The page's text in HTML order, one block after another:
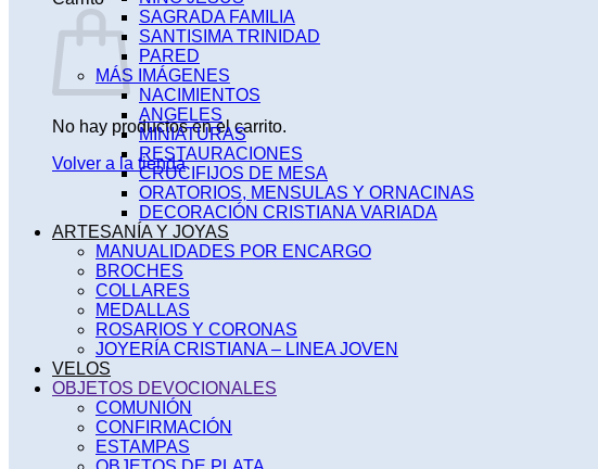
No hay productos en el carrito.
Volver a la tienda
SAGRADA FAMILIA
SANTISIMA TRINIDAD
PARED
MÁS IMÁGENES
NACIMIENTOS
ANGELES
MINIATURAS
RESTAURACIONES
CRUCIFIJOS DE MESA
ORATORIOS, MENSULAS Y ORNACINAS
DECORACIÓN CRISTIANA VARIADA
ARTESANÍA Y JOYAS
MANUALIDADES POR ENCARGO
BROCHES
COLLARES
MEDALLAS
ROSARIOS Y CORONAS
JOYERÍA CRISTIANA – LINEA JOVEN
VELOS
OBJETOS DEVOCIONALES
COMUNIÓN
CONFIRMACIÓN
ESTAMPAS